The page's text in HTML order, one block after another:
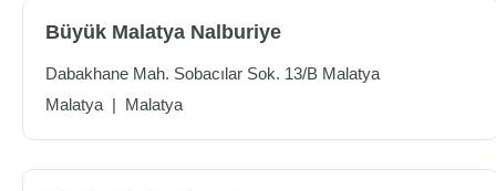
Büyük Malatya Nalburiye
Dabakhane Mah. Sobacılar Sok. 13/B Malatya
Malatya | Malatya